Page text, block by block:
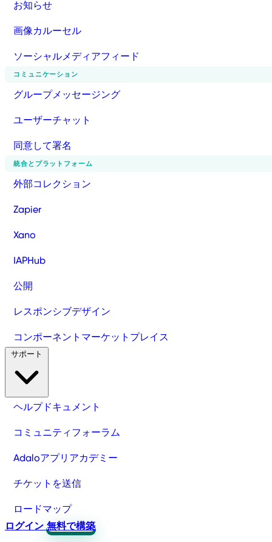
お知らせ
画像カルーセル
ソーシャルメディアフィード
コミュニケーション
グループメッセージング
ユーザーチャット
同意して署名
統合とプラットフォーム
外部コレクション
Zapier
Xano
IAPHub
公開
レスポンシブデザイン
コンポーネントマーケットプレイス
ヘルプドキュメント
コミュニティフォーラム
Adaloアプリアカデミー
チケットを送信
ロードマップ
ログイン 無料で構築